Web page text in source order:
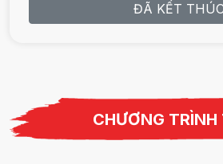
ĐÃ KẾT
CHƯƠNG TRÌNH